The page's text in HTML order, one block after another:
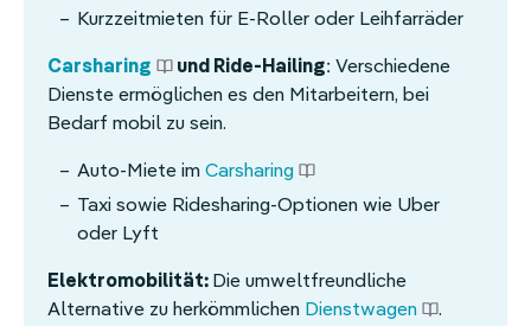
Kurzzeitmieten für E-Roller oder Leihfarräder
Carsharing und Ride-Hailing: Verschiedene
Dienste ermöglichen es den Mitarbeitern, bei
Bedarf mobil zu sein.
Auto-Miete im Carsharing
Taxi sowie Ridesharing-Optionen wie Uber
oder Lyft
Elektromobilität: Die umweltfreundliche
Alternative zu herkömmlichen Dienstwagen .